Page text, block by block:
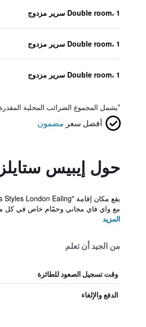
Double room، 1 سرير مزدوج
Double room، 1 سرير مزدوج
Double room، 1 سرير مزدوج
*يشمل المجموع الضرائب المحلية
أفضل سعر مضمون
حول إيبيس ستايلز
مع واي فاي مجاني وحمّام خاص في كل
المزيد
من الجيد أن تعلم
وقت تسجيل الصعود للطائرة
الدفع والإلغاء